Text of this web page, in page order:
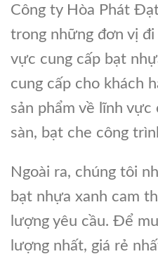
Công ty Hòa Phát
trong những đơn vị
vực cung cấp bạt
cung cấp cho khách
sản phẩm về lĩnh
sàn, bạt che công
Ngoài ra, chúng tôi
bạt nhựa xanh cam
lượng yêu cầu. Để
lượng nhất, giá rẻ